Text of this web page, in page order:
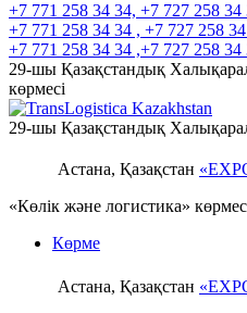
+7 771 258 34 34, +7 727 258 34
+7 771 258 34 34 , +7 727 258
+7 771 258 34 34 ,+7 727 258 34
29-шы Қазақстандық
көрмесі
Астана, Қазақстан
29-шы Қазақстандық
«Көлік және логистика»
Астана, Қазақстан
Көрме